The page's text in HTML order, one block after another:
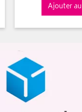
Ajouter